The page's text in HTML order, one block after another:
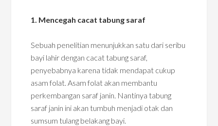
1. Mencegah cacat tabung saraf
Sebuah penelitian menunjukkan satu dari seribu
bayi lahir dengan cacat tabung saraf,
penyebabnya karena tidak mendapat cukup
asam folat. Asam folat akan membantu
perkembangan saraf janin. Nantinya tabung
saraf janin ini akan tumbuh menjadi otak dan
sumsum tulang belakang bayi.